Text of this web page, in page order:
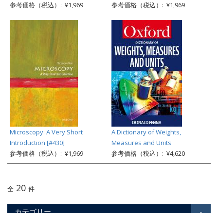
参考価格（税込）: ¥1,969
参考価格（税込）: ¥1,969
Microscopy: A Very Short
Introduction [#430]
参考価格（税込）: ¥1,969
A Dictionary of Weights,
Measures and Units
参考価格（税込）: ¥4,620
全 20 件